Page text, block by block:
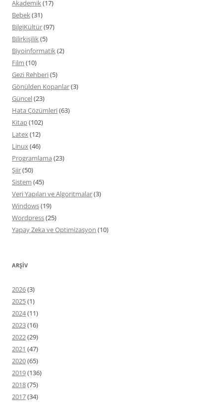
Akademik(17)
Bebek(31)
BilgiKültür(97)
Bilirkişilik(5)
Biyoinformatik(2)
Film (10)
Gezi Rehberi(5)
Gönülden Kopanlar(3)
Güncel(23)
Hata Çözümleri(63)
Kitap(102)
Latex(12)
Linux(46)
Programlama (23)
Şiir(50)
Sistem (45)
Veri Yapıları ve Algoritmalar(3)
Windows(19)
Wordpress(25)
Yapay Zeka ve Optimizasyon (10)
ARŞIV
2026(3)
2025(1)
2024(11)
2023(16)
2022(29)
2021 (47)
2020(65)
2019(136)
2018(75)
2017(34)